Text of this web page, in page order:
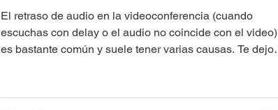
El retraso de audio en la videoconferencia (cuando
escuchas con delay o el audio no coincide con el video)
es bastante común y suele tener varias causas. Te dejo